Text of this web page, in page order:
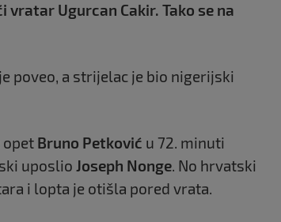
Ugurcan Cakir. Tako se na
poveo, a strijelac je bio nigerijski
opet Bruno Petković u 72. minuti
uposlio Joseph Nonge. No hrvatski
i lopta je otišla pored vrata.